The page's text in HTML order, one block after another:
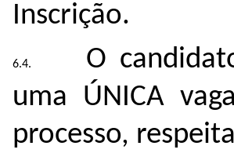
Inscrição.
O
uma ÚNICA
processo,